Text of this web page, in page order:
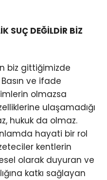
SUÇ DEĞİLDİR BİZ
biz gittiğimizde
ve ifade
olmazsa
ulaşamadığı
hukuk da olmaz.
hayati bir rol
kentlerin
olarak duyuran ve
katkı sağlayan